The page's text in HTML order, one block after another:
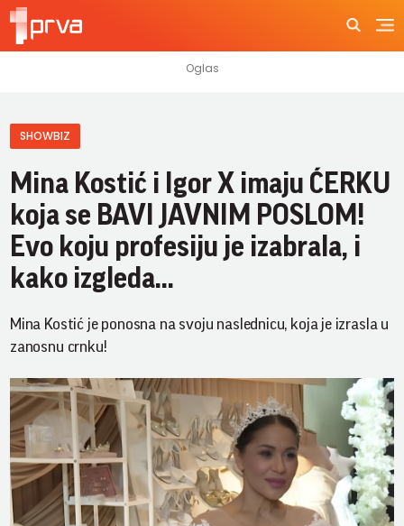
SHOWBIZ
Mina Kostić i Igor X imaju ĆERKU
koja se BAVI JAVNIM POSLOM!
Evo koju profesiju je izabrala, i
kako izgleda...
Mina Kostić je ponosna na svoju naslednicu, koja je izrasla u
zanosnu crnku!